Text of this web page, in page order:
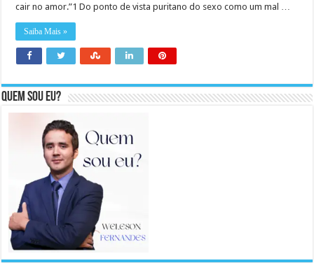
cair no amor.”1 Do ponto de vista puritano do sexo como um mal …
Saiba Mais »
Quem sou eu?